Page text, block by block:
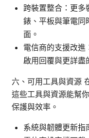
跨裝置整合：更多
錶、平板與筆電同
面。
電信商的支援改進
啟用回覆與更詳盡
六、可用工具與資源
這些工具與資源能幫
保護與效率。
系統與韌體更新指